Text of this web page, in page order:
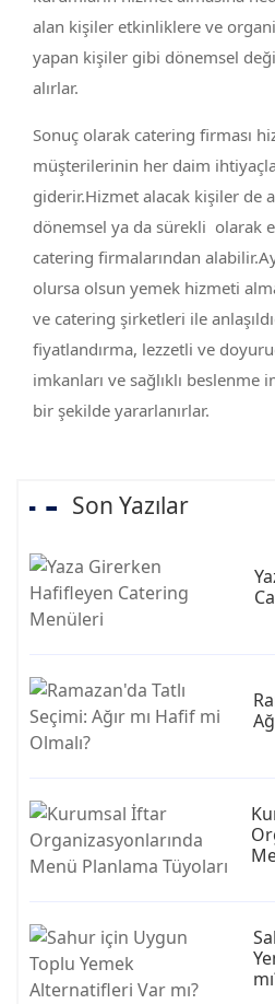
alan kişiler etkinliklere ve
yapan kişiler gibi dönemsel
alırlar.
Sonuç olarak catering firması
müşterilerinin her daim
giderir.Hizmet alacak kişiler de
dönemsel ya da sürekli olarak
catering firmalarından
olursa olsun yemek hizmeti
ve catering şirketleri ile
fiyatlandırma, lezzetli ve
imkanları ve sağlıklı beslenme
bir şekilde yararlanırlar.
Son Yazılar